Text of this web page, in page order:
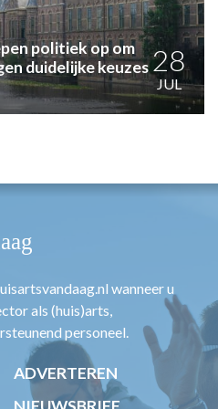
politiek op om
duidelijke keuzes28
JUL
wanneer u
als (huis)arts,
personeel.
ADVERTEREN